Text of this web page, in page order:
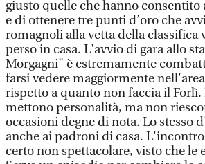
giusto quelle che hanno consentito
e di ottenere tre punti d’oro che
romagnoli alla vetta della classifica
perso in casa. L'avvio di gara allo
Morgagni" è estremamente
farsi vedere maggiormente
rispetto a quanto non faccia il
mettono personalità, ma non
occasioni degne di nota. Lo stesso
anche ai padroni di casa.
certo non spettacolare, visto che le